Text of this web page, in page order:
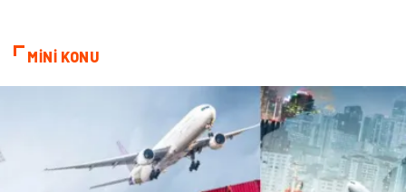
Çadır
Yazı Tahtaları Pet Malzemeleri
MİNİ KONU